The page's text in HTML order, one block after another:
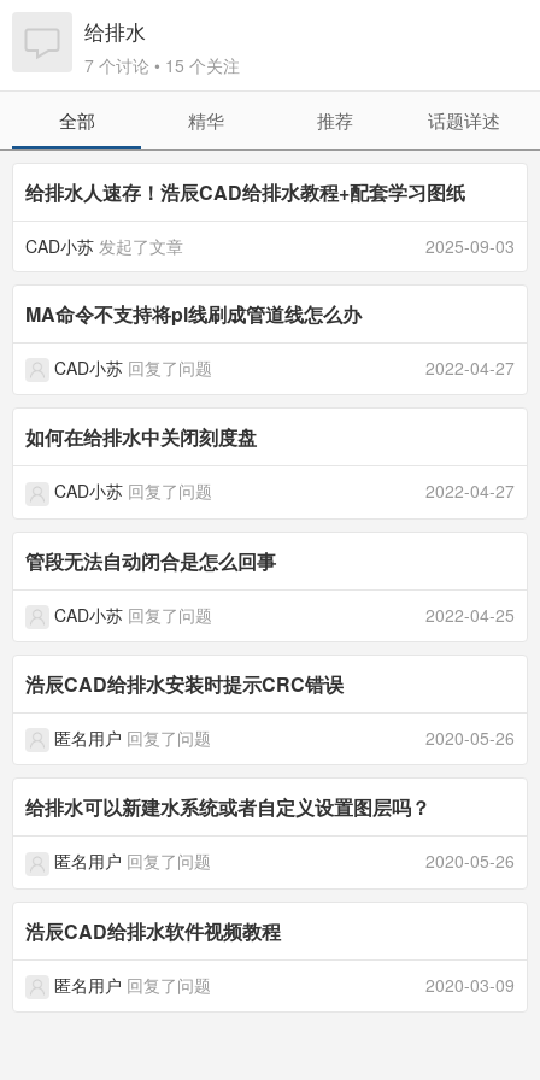
给排水
7 个讨论 • 15 个关注
全部 精华 推荐 话题详述
给排水人速存！浩辰CAD给排水教程+配套学习图纸
CAD小苏 发起了文章 2025-09-03
MA命令不支持将pl线刷成管道线怎么办
CAD小苏 回复了问题 2022-04-27
如何在给排水中关闭刻度盘
CAD小苏 回复了问题 2022-04-27
管段无法自动闭合是怎么回事
CAD小苏 回复了问题 2022-04-25
浩辰CAD给排水安装时提示CRC错误
匿名用户 回复了问题 2020-05-26
给排水可以新建水系统或者自定义设置图层吗？
匿名用户 回复了问题 2020-05-26
浩辰CAD给排水软件视频教程
匿名用户 回复了问题 2020-03-09